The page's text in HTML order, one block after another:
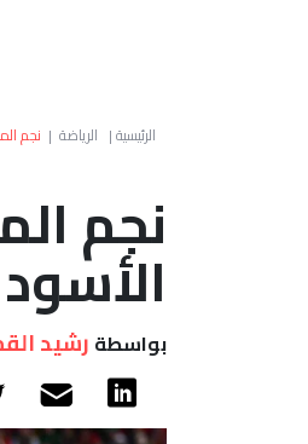
الرئيسية| الرياضة | نجم
نجم
الأسود
بواسطة رشيد